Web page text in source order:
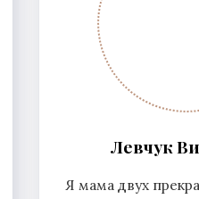
Левчук
Я мама двух